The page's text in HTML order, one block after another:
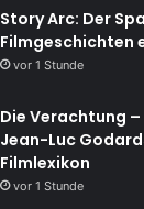
Story Arc: Der
Filmgeschichten
vor 1 Stunde
Die Verachtung –
Jean-Luc
Filmlexikon
vor 1 Stunde